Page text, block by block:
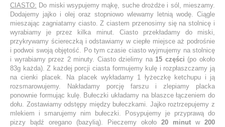
CIASTO: Do miski wsypujemy mąkę, suche drożdże i sól, mieszamy.
Dodajemy jajko i olej oraz stopniowo wlewamy letnią wodę. Ciągle
mieszając zagniatamy ciasto. Z ciastem przenosimy się na stolnicę i
wyrabiamy je przez kilka minut. Ciasto przekładamy do miski,
przykrywamy ściereczką i odstawiamy w ciepłe miejsce aż podrośnie
i podwoi swoją objętość. Po tym czasie ciasto wyjmujemy na stolnicę
i wyrabiamy przez 2 minuty. Ciasto dzielimy na 15 części (po około
83g każda). Z każdej porcji ciasta formujemy kulę i rozpłaszczamy ją
na cienki placek. Na placek wykładamy 1 łyżeczkę ketchupu i ją
rozsmarowujemy. Nakładamy porcję farszu i zlepiamy placka
ponownie formując kulę. Bułeczki układamy na blaszce łączeniem do
dołu. Zostawiamy odstępy między bułeczkami. Jajko roztrzepujemy z
mlekiem i smarujemy nim bułeczki. Posypujemy je przyprawą do
pizzy bądź oregano (bazylią). Pieczemy około 20 minut w 200